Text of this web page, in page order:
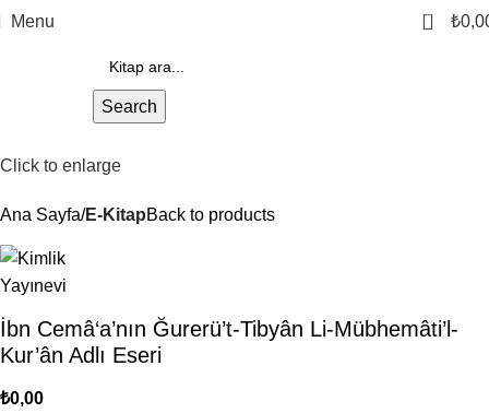
Menu 0 ₺
Search
Click to enlarge
Ana Sayfa E-KitapBack to products
İbn Cemâ‘a’nın Ğurerü’t-Tibyân Li-Mübhemâti’l-
Kur’ân Adlı Eseri
₺0,00